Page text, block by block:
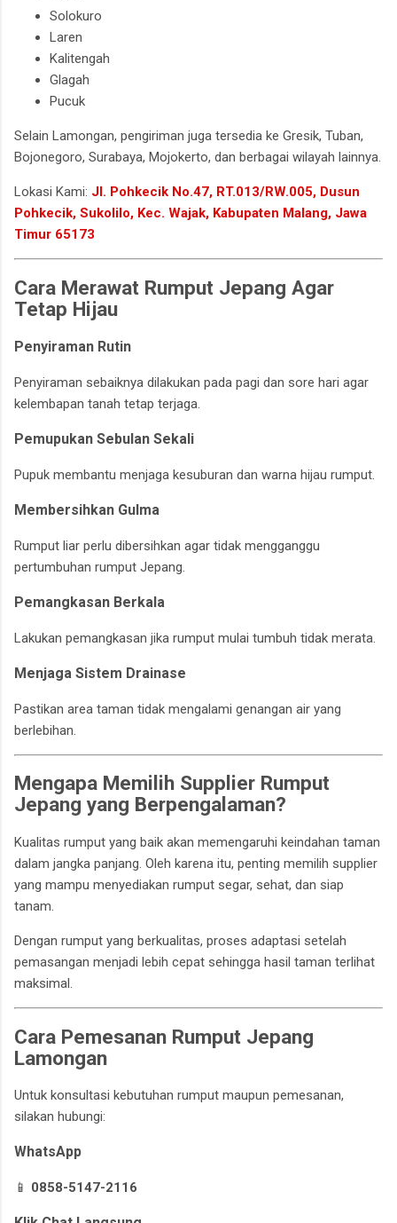
Solokuro
Laren
Kalitengah
Glagah
Pucuk
Selain Lamongan, pengiriman juga tersedia ke Gresik, Tuban,
Bojonegoro, Surabaya, Mojokerto, dan berbagai wilayah lainnya.
Lokasi Kami: Jl. Pohkecik No.47, RT.013/RW.005, Dusun
Pohkecik, Sukolilo, Kec. Wajak, Kabupaten Malang, Jawa
Timur 65173
Cara Merawat Rumput Jepang Agar
Tetap Hijau
Penyiraman Rutin
Penyiraman sebaiknya dilakukan pada pagi dan sore hari agar
kelembapan tanah tetap terjaga.
Pemupukan Sebulan Sekali
Pupuk membantu menjaga kesuburan dan warna hijau rumput.
Membersihkan Gulma
Rumput liar perlu dibersihkan agar tidak mengganggu
pertumbuhan rumput Jepang.
Pemangkasan Berkala
Lakukan pemangkasan jika rumput mulai tumbuh tidak merata.
Menjaga Sistem Drainase
Pastikan area taman tidak mengalami genangan air yang
berlebihan.
Mengapa Memilih Supplier Rumput
Jepang yang Berpengalaman?
Kualitas rumput yang baik akan memengaruhi keindahan taman
dalam jangka panjang. Oleh karena itu, penting memilih supplier
yang mampu menyediakan rumput segar, sehat, dan siap
tanam.
Dengan rumput yang berkualitas, proses adaptasi setelah
pemasangan menjadi lebih cepat sehingga hasil taman terlihat
maksimal.
Cara Pemesanan Rumput Jepang
Lamongan
Untuk konsultasi kebutuhan rumput maupun pemesanan,
silakan hubungi:
WhatsApp
📱 0858-5147-2116